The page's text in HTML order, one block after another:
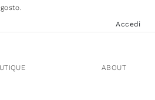
Accedi
ABOUT